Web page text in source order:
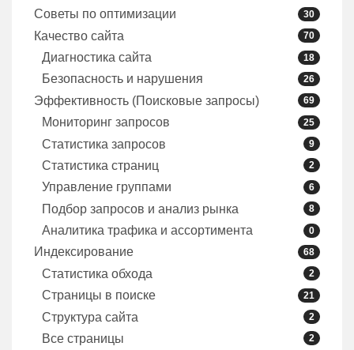
Советы по оптимизации 30
Качество сайта 70
Диагностика сайта 18
Безопасность и нарушения 26
Эффективность (Поисковые запросы) 69
Мониторинг запросов 25
Статистика запросов 9
Статистика страниц 2
Управление группами 6
Подбор запросов и анализ рынка 8
Аналитика трафика и ассортимента 0
Индексирование 68
Статистика обхода 2
Страницы в поиске 21
Структура сайта 2
Все страницы 2